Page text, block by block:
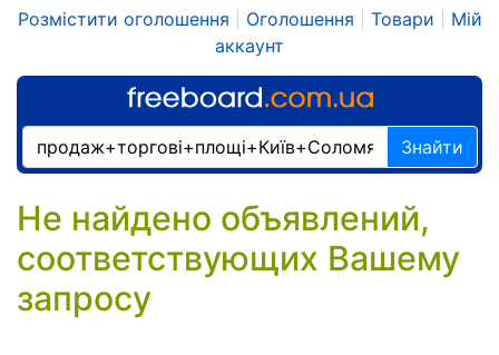
Розмістити оголошення Оголошення Товари
Мій
аккаунт
Знайти
Не найдено объявлений,
соответствующих Вашему
запросу